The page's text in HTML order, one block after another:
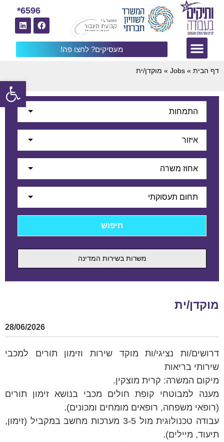
מעסיקים? לחצו פה!
6596*
דף הבית »
Jobs
» מוקדן/ית
התמחות
איזור
אחוז משרה
תחום תעסוקתי
משרות בשירות המדינה
מוקדן/ית
28/06/2026
דרושים/ות נציגי/ות מוקד שירות וזימון תורים למכבי
שירותי בריאות
מיקום המשרה: קרית מוצקין.
מענה למבוטחי קופת חולים מכבי בנושא זימון תורים
(רופאי משפחה, רופאים מומחים ומכונים).
עבודה טכנולוגית מול 3-5 מערכות מחשב במקביל (זימון,
תיעוד, מיילים).